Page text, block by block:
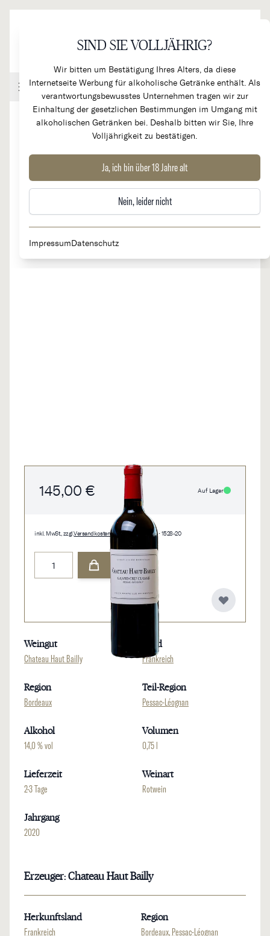
SIND SIE VOLLJÄHRIG?
Wir bitten um Bestätigung Ihres Alters, da diese
Internetseite Werbung für alkoholische Getränke enthält. Als
verantwortungsbewusstes Unternehmen tragen wir zur
Einhaltung der gesetzlichen Bestimmungen im Umgang mit
alkoholischen Getränken bei. Deshalb bitten wir Sie, Ihre
Volljährigkeit zu bestätigen.
Ja, ich bin über 18 Jahre alt
Nein, leider nicht
ImpressumDatenschutz
Handel & Gastronomie Kundenkonto Warenkorb
Chateau Haut Bailly Grand Cru
Classé
145,00 € Auf Lager
inkl. MwSt., zzgl.Versandkosten• 0,75 l • 193,33 €/l • 1528-20
Weingut
Chateau Haut Bailly
Land
Frankreich
Region
Bordeaux
Teil-Region
Pessac-Léognan
Alkohol
14,0 % vol
Volumen
0,75 l
Lieferzeit
2-3 Tage
Weinart
Rotwein
Jahrgang
2020
Erzeuger: Chateau Haut Bailly
Herkunftsland
Frankreich
Region
Bordeaux, Pessac-Léognan